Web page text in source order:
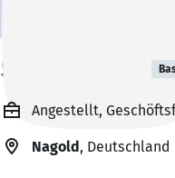
Samuel Edel
Angestellt,
Nagold, Deutschland